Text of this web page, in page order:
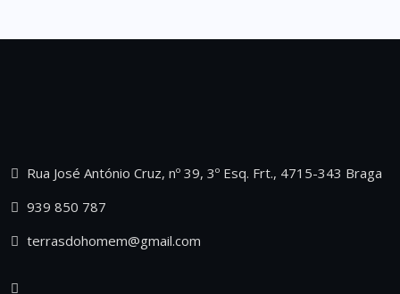
Rua José António Cruz, nº 39, 3º Esq. Frt., 4715-343 Braga
939 850 787
terrasdohomem@gmail.com